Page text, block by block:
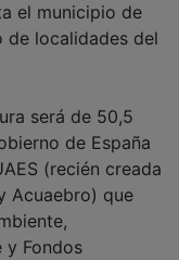
el municipio de
de localidades del
será de 50,5
de España
(recién creada
Acuaebro) que
y Fondos